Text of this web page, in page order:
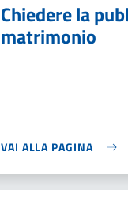
Chiedere la
matrimonio
VAI ALLA PAGINA